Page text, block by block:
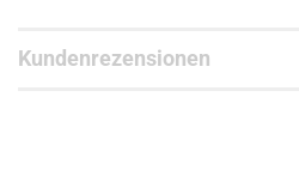
Kundenrezensionen